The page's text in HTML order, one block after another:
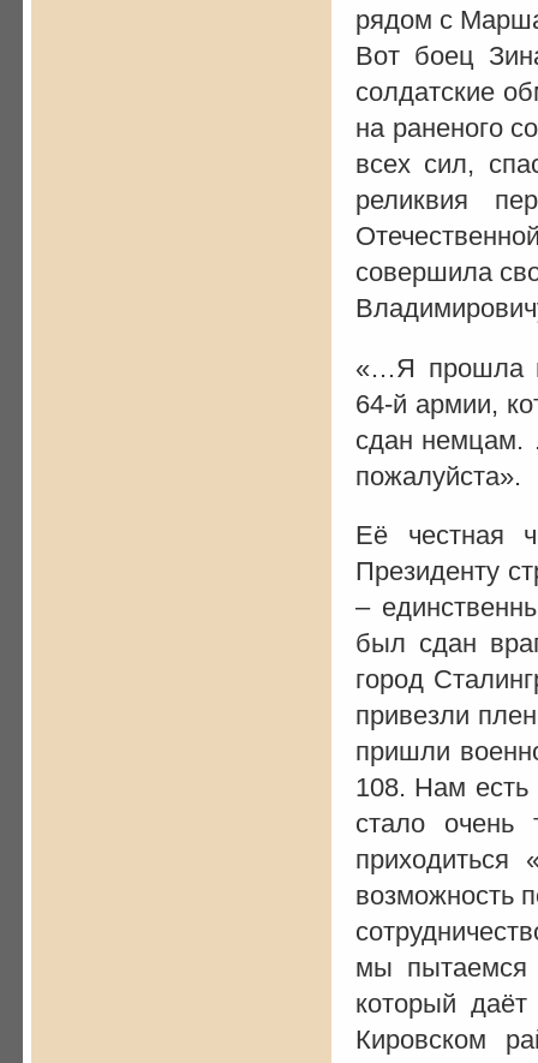
рядом с
Вот боец
солдатские
на раненого
всех сил,
реликвия
совершила
«…Я прошла
64-й армии,
сдан немцам.
пожалуйста».
Её честная
Президенту
–
был сдан
город
привезли
пришли
108. Нам есть
стало
приходиться
возможность
мы пытаемся
который
Кировском